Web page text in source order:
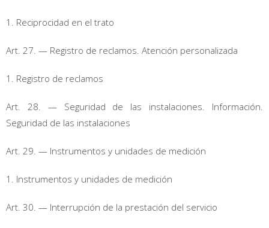
1. Reciprocidad en el trato
Art. 27. — Registro de reclamos. Atención personalizada
1. Registro de reclamos
Art. 28. — Seguridad de las instalaciones. Información.
Seguridad de las instalaciones
Art. 29. — Instrumentos y unidades de medición
1. Instrumentos y unidades de medición
Art. 30. — Interrupción de la prestación del servicio